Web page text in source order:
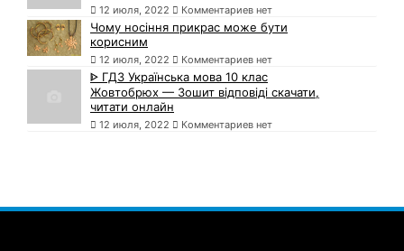
12 июля, 2022 Комментариев нет
Чому носіння прикрас може бути
корисним
12 июля, 2022 Комментариев нет
ᐈ ГДЗ Українська мова 10 клас
Жовтобрюх — Зошит відповіді скачати,
читати онлайн
12 июля, 2022 Комментариев нет